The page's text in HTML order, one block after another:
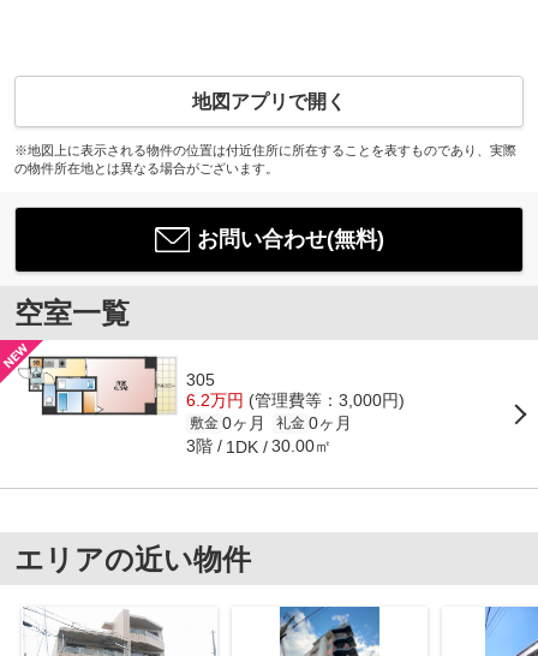
地図アプリで開く
※地図上に表示される物件の位置は付近住所に所在することを表すものであり、実際
の物件所在地とは異なる場合がございます。
お問い合わせ(無料)
空室一覧
305
6.2万円 (管理費等：3,000円)
敷金 0ヶ月 礼金 0ヶ月
3階 1DK 30.00㎡
エリアの近い物件